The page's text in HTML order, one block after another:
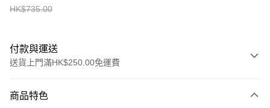
HK$735.00
付款與運送
送貨上門滿HK$250.00免運費
信用卡
商品特色